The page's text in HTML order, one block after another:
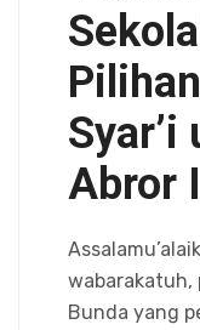
Syar’i
Abror
wabarakatuh,
Bunda yang